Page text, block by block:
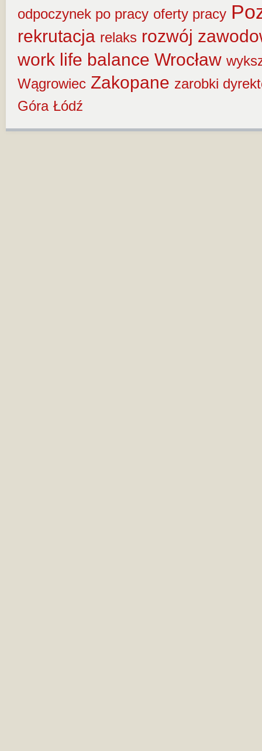
odpoczynek po pracy oferty pracy
rekrutacja relaks rozwój
work life balance Wrocław
Wągrowiec Zakopane zarobki
Góra Łódź